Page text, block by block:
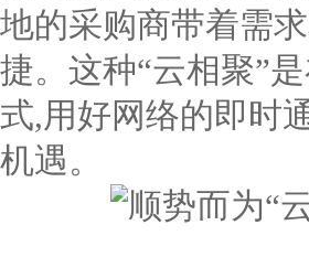
地的采购商带着需
捷。这种“云相聚”
式,用好网络的即时
机遇。